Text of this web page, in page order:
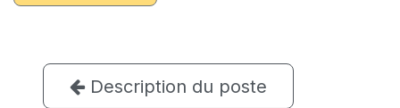
Description du poste